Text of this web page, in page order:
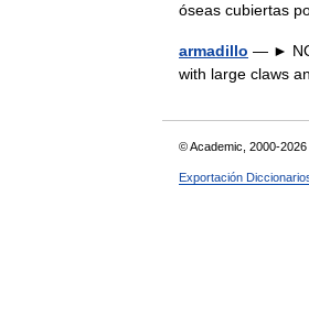
óseas cubiertas
armadillo — ►
with large claws
© Academic, 2000-2026
Exportación